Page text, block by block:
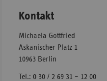
Kontakt
Michaela Gottfried
Askanischer Platz 1
10963 Berlin
Tel.: 0 30 / 2 69 31 – 12 00